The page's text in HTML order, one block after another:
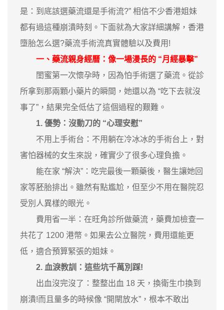
是：到底該選藥流還是手術流?” 相信不少香港姐妹
都有過這種崩潰時刻。下面就為大家詳細講解，香港
墮胎怎么選?藥流手術流真實體驗以及費用!
一、藥流親身經曆：像一場漫長的 “月經暴擊”
閨蜜第一次懷孕時，因為怕手術選了藥流。從診
所拿到那兩顆小藥片的瞬間，她還以為 “吃下去就沒
事了”，結果完全低估了這個過程的艱難。
1. 優勢：沒動刀的 “心理安慰”
不用上手術台：不用躺在冷冰冰的手術台上，對
害怕器械的女生來說，確實少了很多心理負擔。
能在家 “解決”：吃完最後一顆藥後，醫生讓她回
家等胚胎排出。雖然有點尷尬，但至少不用在醫院忍
受別人異樣的眼光。
費用省一半：在旺角診所做藥流，藥費加檢查一
共花了 1200 港幣。如果去公立醫院，費用還能更
低，適合預算緊張的姐妹。
2. 血淚教訓：這些坑千萬別踩!
出血沒完沒了：整整出血 18 天，換衛生巾換到
崩潰!而且量多的時候像 “開閘放水”，根本不敢出